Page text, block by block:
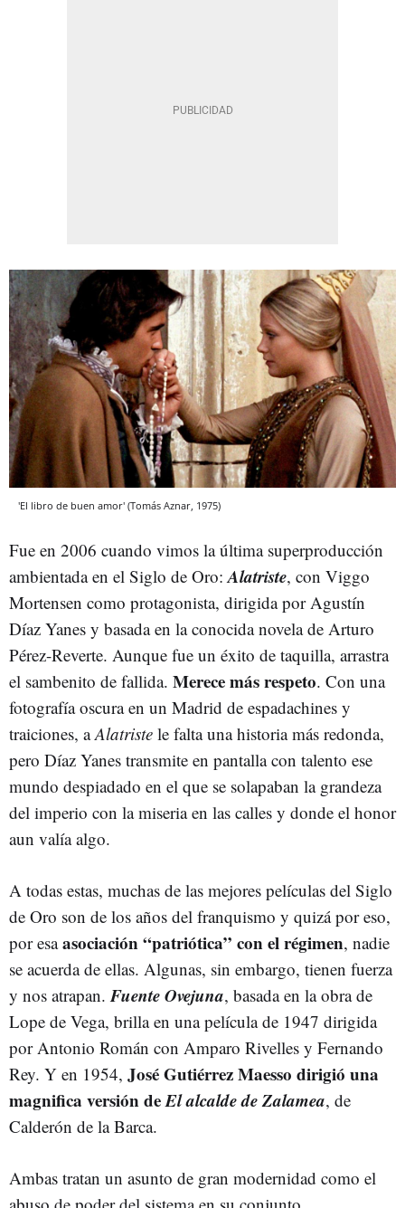
'El libro de buen amor' (Tomás Aznar, 1975)
Fue en 2006 cuando vimos la última superproducción
ambientada en el Siglo de Oro:Alatriste, con Viggo
Mortensen como protagonista, dirigida por Agustín
Díaz Yanes y basada en la conocida novela de Arturo
Pérez-Reverte. Aunque fue un éxito de taquilla, arrastra
el sambenito de fallida. Merece más respeto. Con una
fotografía oscura en un Madrid de espadachines y
traiciones, aAlatriste le falta una historia más redonda,
pero Díaz Yanes transmite en pantalla con talento ese
mundo despiadado en el que se solapaban la grandeza
del imperio con la miseria en las calles y donde el honor
aun valía algo.
A todas estas, muchas de las mejores películas del Siglo
de Oro son de los años del franquismo y quizá por eso,
por esaasociación “patriótica” con el régimen, nadie
se acuerda de ellas. Algunas, sin embargo, tienen fuerza
y nos atrapan.Fuente Ovejuna, basada en la obra de
Lope de Vega, brilla en una película de 1947 dirigida
por Antonio Román con Amparo Rivelles y Fernando
Rey. Y en 1954, José Gutiérrez Maesso dirigió una
magnifica versión deEl alcalde de Zalamea, de
Calderón de la Barca.
Ambas tratan un asunto de gran modernidad como el